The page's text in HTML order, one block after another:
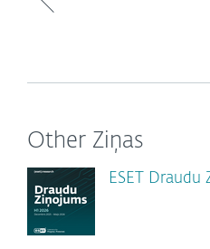
Other Ziņas
ESET Draudu